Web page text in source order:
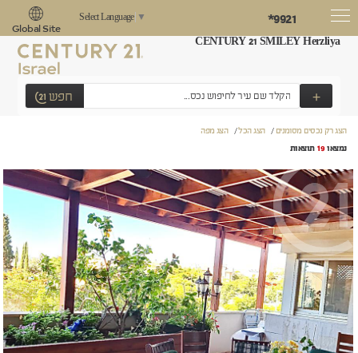
*9921
Select Language ▼
Global Site
+ חפש
CENTURY 21 SMILEY Herzliya
הצג רק נכסים מסומנים/הצג הכל/הצג מפה
נמצאו19 תוצאות